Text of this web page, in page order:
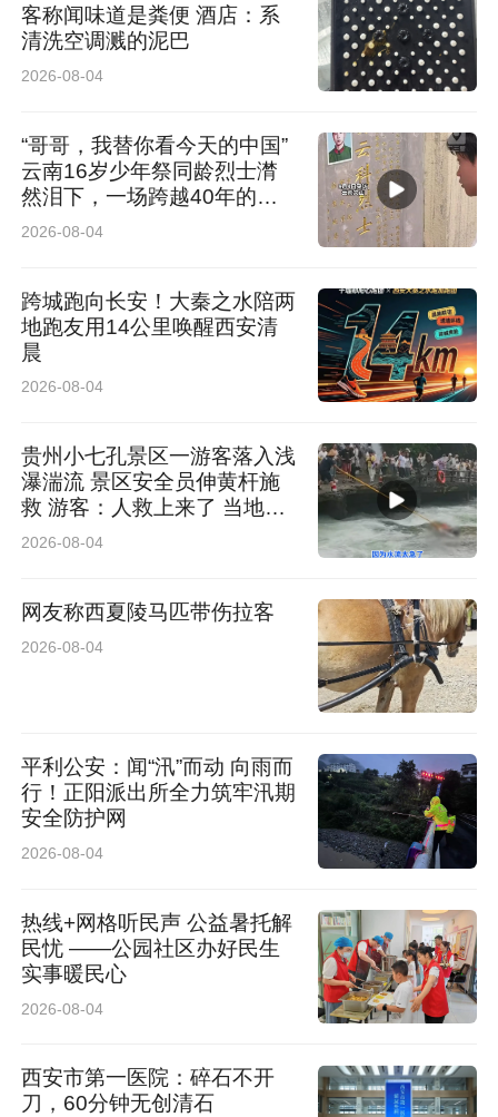
点，开展金融知识普及和公益服务，向社会公众
点，泰康养老将紧扣时代脉搏，以二三支柱融合
发展为核心引擎，将“长寿、健康、富足”的愿景
转化为更坚实的服务能力，筑牢民生保障网，护
航每一个家庭奔赴更有底气的幸福明天，在服务
中国式现代化的伟大进程中贡献专业保险力量。
客称闻味道是粪便 酒店：系
清洗空调溅的泥巴
2026-08-04
“哥哥，我替你看今天的中国”
云南16岁少年祭同龄烈士潸
然泪下，一场跨越40年的青
春对话感动全网
2026-08-04
跨城跑向长安！大秦之水陪两
地跑友用14公里唤醒西安清
晨
2026-08-04
贵州小七孔景区一游客落入浅
瀑湍流 景区安全员伸黄杆施
救 游客：人救上来了 当地回
应：完全按照救援标准
2026-08-04
网友称西夏陵马匹带伤拉客
2026-08-04
平利公安：闻“汛”而动 向雨而
行！正阳派出所全力筑牢汛期
安全防护网
2026-08-04
热线+网格听民声 公益暑托解
民忧 ——公园社区办好民生
实事暖民心
2026-08-04
西安市第一医院：碎石不开
刀，60分钟无创清石